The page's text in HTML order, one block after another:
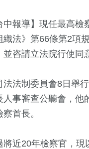
中報導】現任最高
織法》第66條第2項
咨請立法院行使同
法法制委員會8日舉
人事審查公聽會，他
首長。
將近20年檢察官，